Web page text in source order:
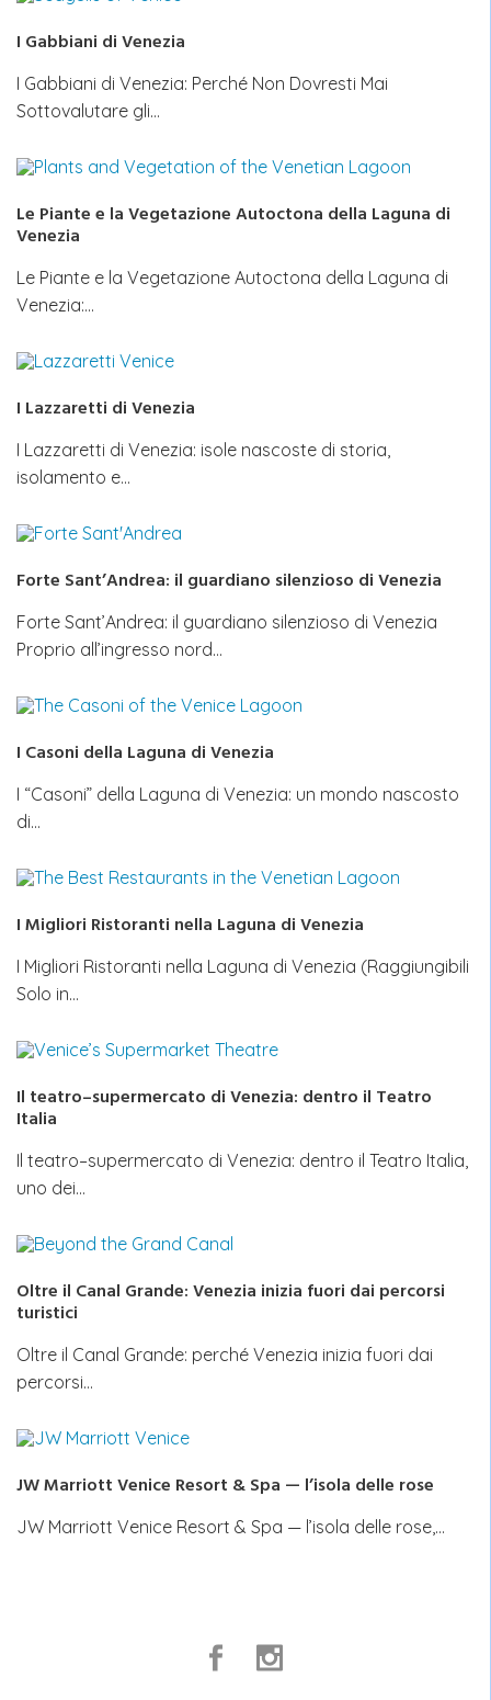
I Gabbiani di Venezia
I Gabbiani di Venezia: Perché Non Dovresti Mai
Sottovalutare gli…
Le Piante e la Vegetazione Autoctona della Laguna di
Venezia
Le Piante e la Vegetazione Autoctona della Laguna di
Venezia:…
I Lazzaretti di Venezia
I Lazzaretti di Venezia: isole nascoste di storia,
isolamento e…
Forte Sant’Andrea: il guardiano silenzioso di Venezia
Forte Sant’Andrea: il guardiano silenzioso di Venezia
Proprio all’ingresso nord…
I Casoni della Laguna di Venezia
I “Casoni” della Laguna di Venezia: un mondo nascosto
di…
I Migliori Ristoranti nella Laguna di Venezia
I Migliori Ristoranti nella Laguna di Venezia (Raggiungibili
Solo in…
Il teatro–supermercato di Venezia: dentro il Teatro
Italia
Il teatro–supermercato di Venezia: dentro il Teatro Italia,
uno dei…
Oltre il Canal Grande: Venezia inizia fuori dai percorsi
turistici
Oltre il Canal Grande: perché Venezia inizia fuori dai
percorsi…
JW Marriott Venice Resort & Spa — l’isola delle rose
JW Marriott Venice Resort & Spa — l’isola delle rose,…